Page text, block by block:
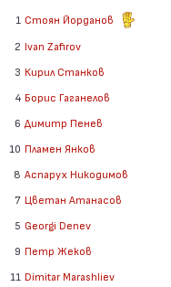
1 Стоян Йорданов
2 Ivan Zafirov
3 Кирил Станков
4 Борис Гаганелов
6 Димитр Пенев
10 Пламен Янков
8 Аспарух Никодимов
7 Цветан Атанасов
5 Georgi Denev
9 Петр Жеков
11 Dimitar Marashliev